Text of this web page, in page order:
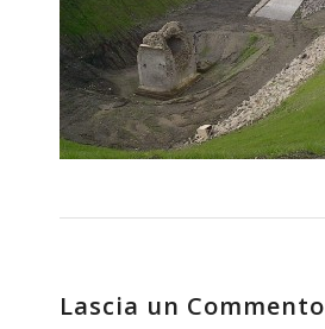
Lascia un Commento